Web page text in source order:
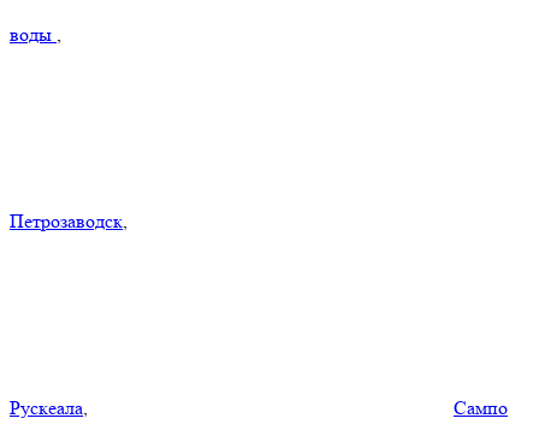
воды ,
Петрозаводск,
Рускеала, Сампо